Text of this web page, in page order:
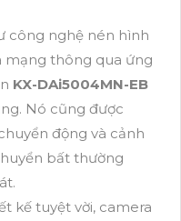
công nghệ nén hình
mạng thông qua ứng
KX-DAi5004MN-EB
Nó cũng được
động và cảnh
bất thường
kế tuyệt vời, camera